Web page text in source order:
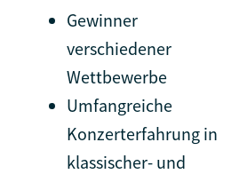
Gewinner
verschiedener
Wettbewerbe
Umfangreiche
Konzerterfahrung in
klassischer- und